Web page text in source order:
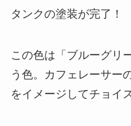
タンクの塗装が完了！
この色は「ブルーグリ
う色。カフェレーサー
をイメージしてチョイ